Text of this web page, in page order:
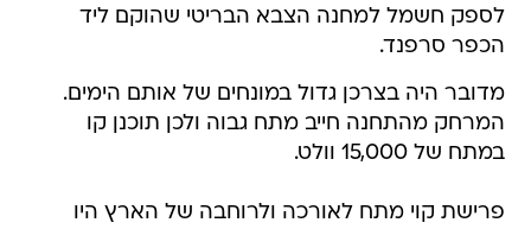
לספק חשמל למחנה הצבא הבריטי שהוקם ליד
הכפר סרפנד.
מדובר היה בצרכן גדול במונחים של אותם הימים.
המרחק מהתחנה חייב מתח גבוה ולכן תוכנן קו
במתח של 15,000 וולט.
פרישת קוי מתח לאורכה ולרוחבה של הארץ היו